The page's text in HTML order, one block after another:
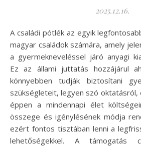
2025.12.16.
A családi pótlék az egyik legfontosabb támogatási forma a
magyar családok számára, amely
a gyermekneveléssel járó anyagi
Ez az állami juttatás hozzájárul
könnyebben tudják biztosítani
szükségleteit, legyen szó
éppen a mindennapi élet
összege és igénylésének módja
ezért fontos tisztában lenni a
lehetőségekkel. A támogatás